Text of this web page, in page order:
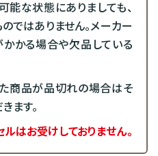
な状態にありましても、
ではありません。メーカー
かる場合や欠品している
商品が品切れの場合はそ
ます。
はお受けしておりません。